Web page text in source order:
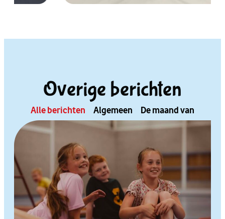
Overige berichten
Algemeen De maand van
Alle berichten